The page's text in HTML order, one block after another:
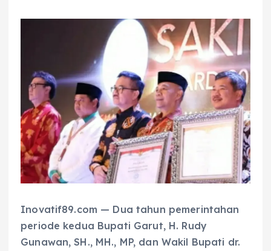
Inovatif89.com — Dua tahun pemerintahan
periode kedua Bupati Garut, H. Rudy
Gunawan, SH., MH., MP, dan Wakil Bupati dr.